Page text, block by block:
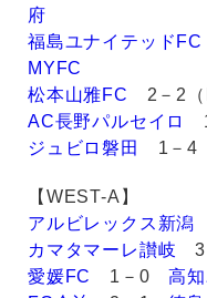
府
福島ユナイテッドFC
MYFC
松本山雅FC
2－2（
AC長野パルセイロ
ジュビロ磐田
1－4
【WEST-A】
アルビレックス新潟
カマタマーレ讃岐 3
愛媛FC
1－0高